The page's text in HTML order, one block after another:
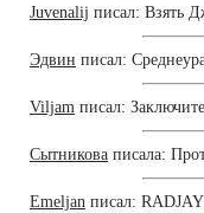
Juvenalij писал: Взять
Эдвин писал:
Viljam писал:
Сытникова писала:
Emeljan писал: